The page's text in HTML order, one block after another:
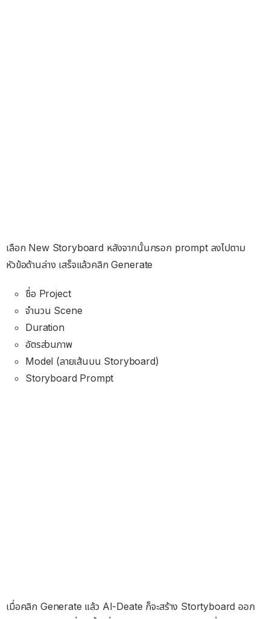
เลือก New Storyboard หลังจากนั้นกรอก prompt ลงไปตาม
หัวข้อด้านล่าง เสร็จแล้วคลิก Generate
ชื่อ Project
จำนวน Scene
Duration
อัตรส่วนภาพ
Model (ลายเส้นบน Storyboard)
Storyboard Prompt
เมื่อคลิก Generate แล้ว AI-Deate ก็จะสร้าง Stortyboard ออก